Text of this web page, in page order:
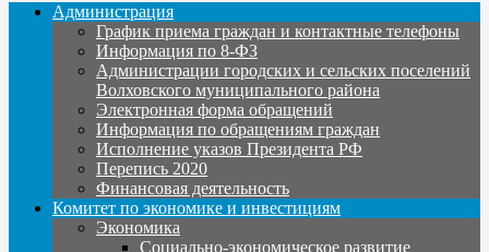
Администрация
График приема граждан и контактные телефоны
Информация по 8-ФЗ
Администрации городских и сельских поселений
Волховского муниципального района
Электронная форма обращений
Информация по обращениям граждан
Исполнение указов Президента РФ
Перепись 2020
Финансовая деятельность
Комитет по экономике и инвестициям
Экономика
Социально-экономическое развитие